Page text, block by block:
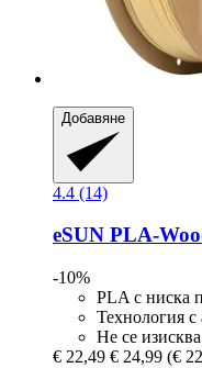
Добавяне
4.4 (14)
eSUN PLA-​
-10%
PLA с ниска
Технология с
Не се
€ 22,49 € 24,99 (€